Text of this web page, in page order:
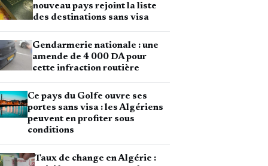
nouveau pays rejoint la liste
des destinations sans visa
Gendarmerie nationale : une
amende de 4 000 DA pour
cette infraction routière
Ce pays du Golfe ouvre ses
portes sans visa : les Algériens
peuvent en profiter sous
conditions
Taux de change en Algérie :